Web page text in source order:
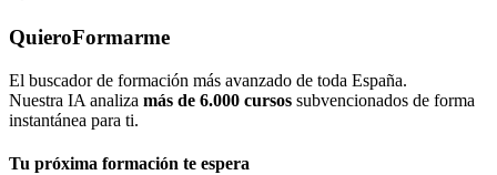
QuieroFormarme
El buscador de formación más avanzado de toda España.
Nuestra IA analiza más de 6.000 cursos subvencionados de forma
instantánea para ti.
Tu próxima formación te espera